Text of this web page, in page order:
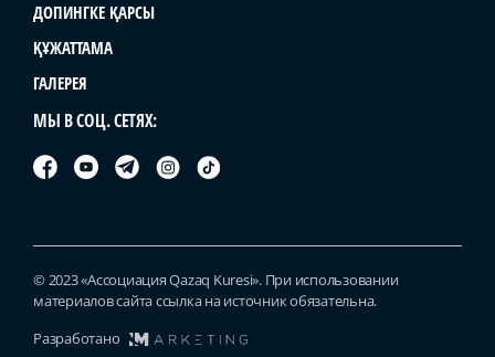
ДОПИНГКЕ ҚАРСЫ
ҚҰЖАТТАМА
ГАЛЕРЕЯ
МЫ В СОЦ. СЕТЯХ:
© 2023 «Ассоциация Qazaq Kuresi». При использовании
материалов сайта ссылка на источник обязательна.
Разработано